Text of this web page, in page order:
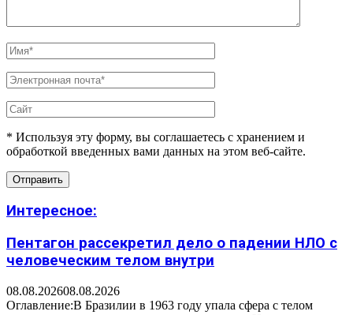
* Используя эту форму, вы соглашаетесь с хранением и
обработкой введенных вами данных на этом веб-сайте.
Интересное:
Пентагон рассекретил дело о падении НЛО с
человеческим телом внутри
08.08.202608.08.2026
Оглавление:В Бразилии в 1963 году упала сфера с телом